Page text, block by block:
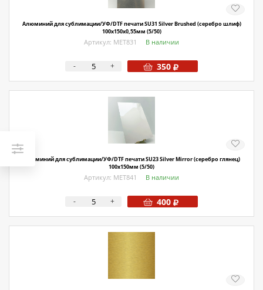
Алюминий для сублимации/УФ/DTF печати SU31 Silver Brushed (серебро шлиф)
100х150х0,55мм (5/50)
Артикул: МЕТ831 В наличии
- + 350
Алюминий для сублимации/УФ/DTF печати SU23 Silver Mirror (серебро глянец)
100х150мм (5/50)
Артикул: МЕТ841 В наличии
- + 400